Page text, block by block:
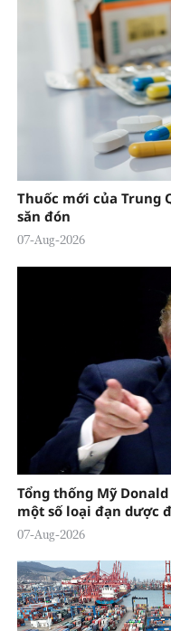
Thuốc mới của Trung
săn đón
07-Aug-2026
Tổng thống Mỹ
một số loại đạn dược
07-Aug-2026